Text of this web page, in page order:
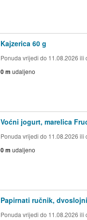
Kajzerica 60 g
Ponuda vrijedi do 11.08.2026 ili
0 m udaljeno
Voćni jogurt, marelica
Ponuda vrijedi do 11.08.2026 ili
0 m udaljeno
Papirnati ručnik,
Ponuda vrijedi do 11.08.2026 ili